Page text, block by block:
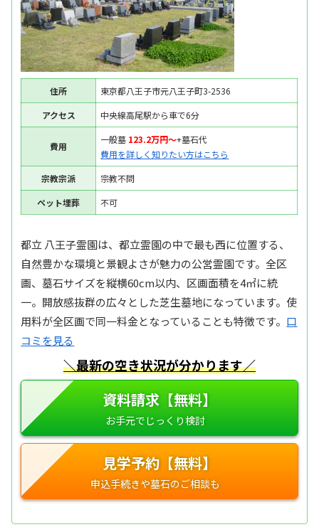
住所
東京都八王子市元八王子町3-2536
アクセス
中央線高尾駅から車で6分
費用
一般墓 123.2万円〜+墓石代
費用を詳しく知りたい方はこちら
宗教宗派
宗教不問
ペット埋葬
不可
都立 八王子霊園は、都立霊園の中で最も西に位置する、
自然豊かな環境と景観よさが魅力の公営霊園です。全区
画、墓石サイズを縦横60cm以内、区画面積を4㎡に統
一。開放感抜群の広々とした芝生墓地になっています。使
用料が全区画で同一料金となっていることも特徴です。 口
コミを見る
＼最新の空き状況が分かります／
資料請求【無料】
見学予約【無料】